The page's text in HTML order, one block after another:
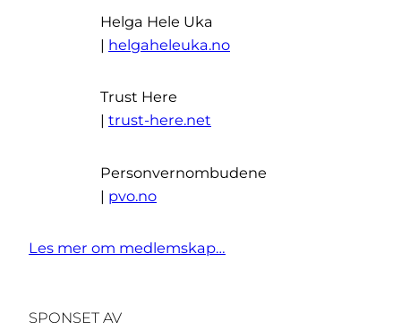
Helga Hele Uka
| helgaheleuka.no
Trust Here
| trust-here.net
Personvernombudene
| pvo.no
Les mer om medlemskap…
SPONSET AV